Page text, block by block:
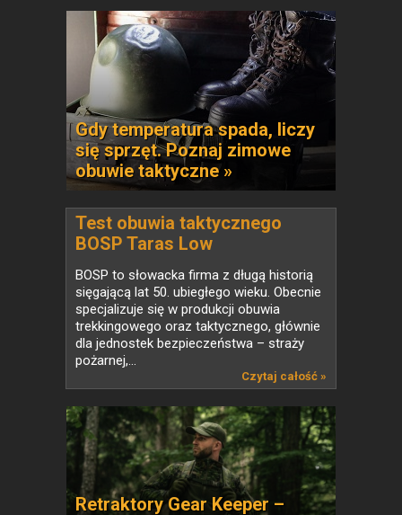
Gdy temperatura spada, liczy
się sprzęt. Poznaj zimowe
obuwie taktyczne »
Test obuwia taktycznego
BOSP Taras Low
BOSP to słowacka firma z długą historią
sięgającą lat 50. ubiegłego wieku. Obecnie
specjalizuje się w produkcji obuwia
trekkingowego oraz taktycznego, głównie
dla jednostek bezpieczeństwa – straży
pożarnej,...
Czytaj całość »
Retraktory Gear Keeper –